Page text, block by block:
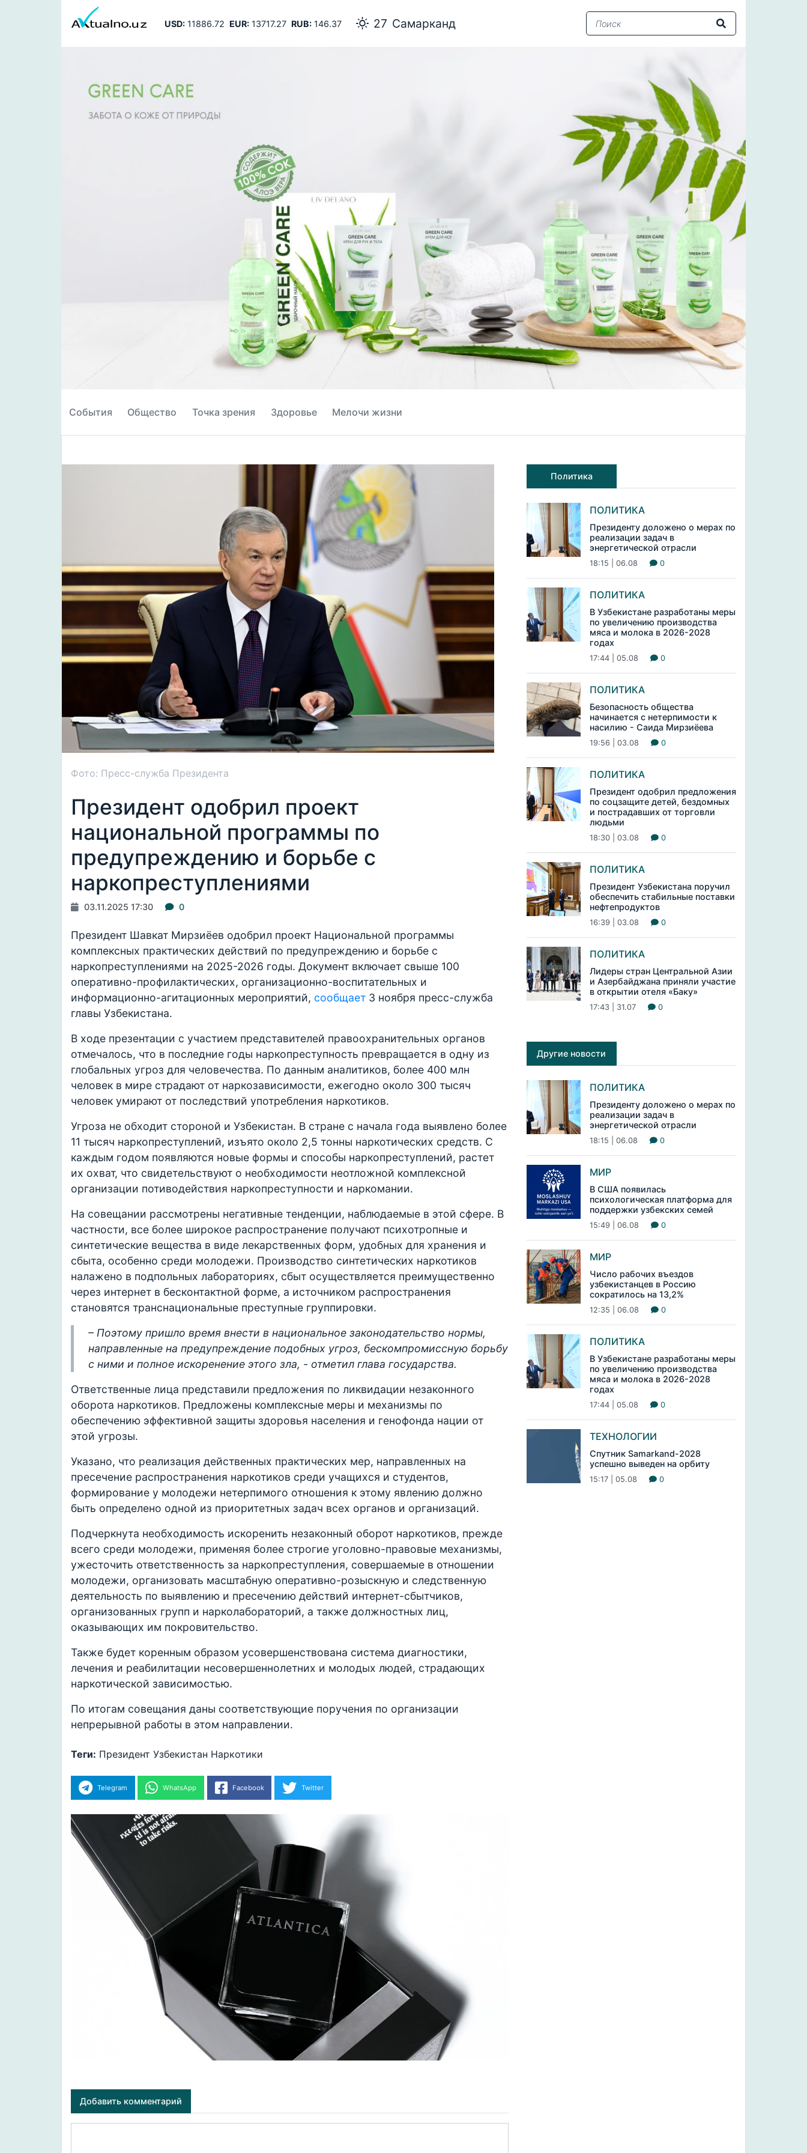
USD:11886.72 EUR:13717.27 RUB:146.37 27 Самарканд
События Общество Точка зрения Здоровье Мелочи жизни
Фото: Пресс-служба Президента
Президент одобрил проект
национальной программы по
предупреждению и борьбе с
наркопреступлениями
03.11.2025 17:30 0
Президент Шавкат Мирзиёев одобрил проект Национальной программы
комплексных практических действий по предупреждению и борьбе с
наркопреступлениями на 2025-2026 годы. Документ включает свыше 100
оперативно-профилактических, организационно-воспитательных и
информационно-агитационных мероприятий, сообщает 3 ноября пресс-служба
главы Узбекистана.
В ходе презентации с участием представителей правоохранительных органов
отмечалось, что в последние годы наркопреступность превращается в одну из
глобальных угроз для человечества. По данным аналитиков, более 400 млн
человек в мире страдают от наркозависимости, ежегодно около 300 тысяч
человек умирают от последствий употребления наркотиков.
Угроза не обходит стороной и Узбекистан. В стране с начала года выявлено более
11 тысяч наркопреступлений, изъято около 2,5 тонны наркотических средств. С
каждым годом появляются новые формы и способы наркопреступлений, растет
их охват, что свидетельствуют о необходимости неотложной комплексной
организации потиводействия наркопреступности и наркомании.
На совещании рассмотрены негативные тенденции, наблюдаемые в этой сфере. В
частности, все более широкое распространение получают психотропные и
синтетические вещества в виде лекарственных форм, удобных для хранения и
сбыта, особенно среди молодежи. Производство синтетических наркотиков
налажено в подпольных лабораториях, сбыт осуществляется преимущественно
через интернет в бесконтактной форме, а источником распространения
становятся транснациональные преступные группировки.
– Поэтому пришло время внести в национальное законодательство нормы,
направленные на предупреждение подобных угроз, бескомпромиссную борьбу
с ними и полное искоренение этого зла, - отметил глава государства.
Ответственные лица представили предложения по ликвидации незаконного
оборота наркотиков. Предложены комплексные меры и механизмы по
обеспечению эффективной защиты здоровья населения и генофонда нации от
этой угрозы.
Указано, что реализация действенных практических мер, направленных на
пресечение распространения наркотиков среди учащихся и студентов,
формирование у молодежи нетерпимого отношения к этому явлению должно
быть определено одной из приоритетных задач всех органов и организаций.
Подчеркнута необходимость искоренить незаконный оборот наркотиков, прежде
всего среди молодежи, применяя более строгие уголовно-правовые механизмы,
ужесточить ответственность за наркопреступления, совершаемые в отношении
молодежи, организовать масштабную оперативно-розыскную и следственную
деятельность по выявлению и пресечению действий интернет-сбытчиков,
организованных групп и нарколабораторий, а также должностных лиц,
оказывающих им покровительство.
Также будет коренным образом усовершенствована система диагностики,
лечения и реабилитации несовершеннолетних и молодых людей, страдающих
наркотической зависимостью.
По итогам совещания даны соответствующие поручения по организации
непрерывной работы в этом направлении.
Теги: Президент Узбекистан Наркотики
Telegram WhatsApp Facebook Twitter
Добавить комментарий
Политика
ПОЛИТИКА
Президенту доложено о мерах по
реализации задач в
энергетической отрасли
18:15 | 06.08 0
ПОЛИТИКА
В Узбекистане разработаны меры
по увеличению производства
мяса и молока в 2026-2028
годах
17:44 | 05.08 0
ПОЛИТИКА
Безопасность общества
начинается с нетерпимости к
насилию - Саида Мирзиёева
19:56 | 03.08 0
ПОЛИТИКА
Президент одобрил предложения
по соцзащите детей, бездомных
и пострадавших от торговли
людьми
18:30 | 03.08 0
ПОЛИТИКА
Президент Узбекистана поручил
обеспечить стабильные поставки
нефтепродуктов
16:39 | 03.08 0
ПОЛИТИКА
Лидеры стран Центральной Азии
и Азербайджана приняли участие
в открытии отеля «Баку»
17:43 | 31.07 0
Другие новости
ПОЛИТИКА
Президенту доложено о мерах по
реализации задач в
энергетической отрасли
18:15 | 06.08 0
МИР
В США появилась
психологическая платформа для
поддержки узбекских семей
15:49 | 06.08 0
МИР
Число рабочих въездов
узбекистанцев в Россию
сократилось на 13,2%
12:35 | 06.08 0
ПОЛИТИКА
В Узбекистане разработаны меры
по увеличению производства
мяса и молока в 2026-2028
годах
17:44 | 05.08 0
ТЕХНОЛОГИИ
Спутник Samarkand-2028
успешно выведен на орбиту
15:17 | 05.08 0